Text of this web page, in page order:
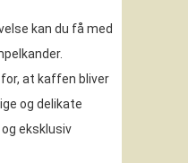
kan du få med
at kaffen bliver
og delikate
eksklusiv